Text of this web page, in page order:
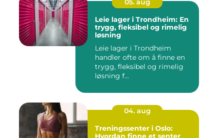
05. aug
Leie lager i Trondheim: En
trygg, fleksibel og rimelig
løsning
Leie lager i Trondheim
handler ofte om å finne en
trygg, fleksibel og rimelig
løsning f...
04. aug
Treningssenter i Oslo:
Hvordan finne et senter